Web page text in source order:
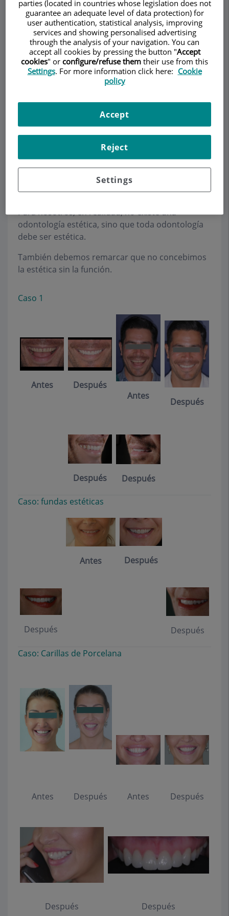
sonrisa perfecta casi siempre debemos participar
varios especialistas.
Disponemos de un amplio arsenal de
posibilidades para conseguir excelentes
resultados:
Blanqueamiento dental
Carillas o facetas de porcelana
Otros materiales de nueva generación
La apariencia estética va unida a una buena
función del sistema, por lo que a veces se deben
aplicar técnicas de ortodoncia conservadora,
prótesis o cirugía para conseguir los mejores
resultados.
Para nosotros, en realidad, no existe una
odontología estética, sino que toda odontología
debe ser estética.
También debemos remarcar que no concebimos
la estética sin la función.
Caso 1
Antes
Después
Antes
Después
Después Después
Caso: fundas estéticas
Antes Después
Después Después
Caso: Carillas de Porcelana
Antes Después Antes Después
Después Después
parties (located in countries whose legislation does not
guarantee an adequate level of data protection) for
user authentication, statistical analysis, improving
services and showing personalised advertising
through the analysis of your navigation. You can
accept all cookies by pressing the button "Accept
cookies" or configure/refuse them their use from this
Settings. For more information click here: Cookie
policy
Settings
Reject
Accept